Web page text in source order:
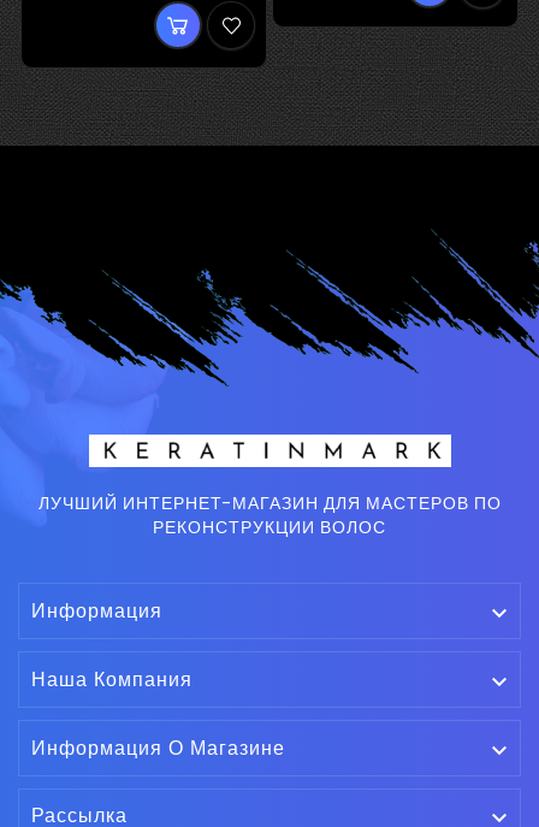
ЛУЧШИЙ ИНТЕРНЕТ-МАГАЗИН ДЛЯ МАСТЕРОВ ПО
РЕКОНСТРУКЦИИ ВОЛОС
Информация 
Наша Компания 
Информация О Магазине 
Рассылка 